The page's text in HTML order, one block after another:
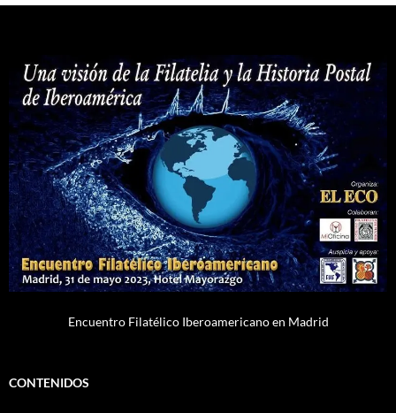
Encuentro Filatélico Iberoamericano en Madrid
CONTENIDOS